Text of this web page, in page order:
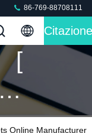
86-769-88708111
Citazione
[
Online Manufacturer